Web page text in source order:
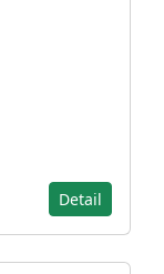
Detail